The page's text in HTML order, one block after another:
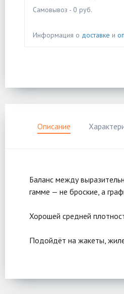
Самовывоз - 0 руб.
Информация о доставке и
Описание
Баланс между
гамме — не броские, а
Хорошей средней
Подойдёт на жакеты,